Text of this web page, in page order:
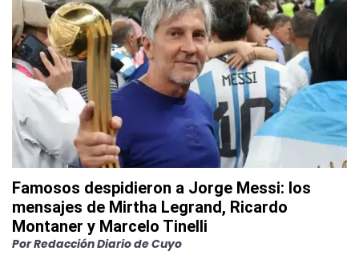
Famosos despidieron a Jorge Messi: los
mensajes de Mirtha Legrand, Ricardo
Montaner y Marcelo Tinelli
PorRedacción Diario de Cuyo